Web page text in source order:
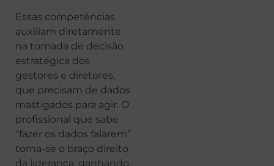
Essas competências
auxiliam diretamente
na tomada de decisão
estratégica dos
gestores e diretores,
que precisam de dados
mastigados para agir. O
profissional que sabe
“fazer os dados falarem”
torna-se o braço direito
da liderança, ganhando